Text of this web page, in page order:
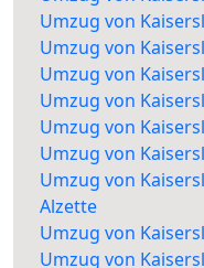
Umzug von
Umzug von
Umzug von
Umzug von
Umzug von
Umzug von
Umzug von
Alzette
Umzug von
Umzug von